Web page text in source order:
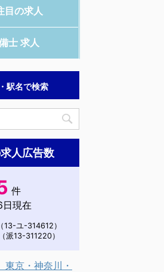
目の求人
士 求人
駅名で検索
人広告数
件
現在
13-ユ-314612）
派13-311220）